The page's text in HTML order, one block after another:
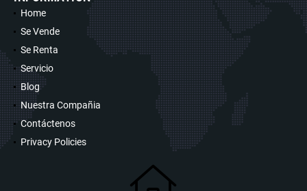
Home
Se Vende
Se Renta
Servicio
Blog
Nuestra Compañia
Contáctenos
Privacy Policies